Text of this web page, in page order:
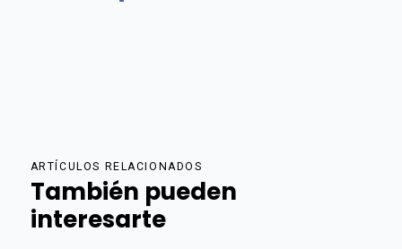
ARTÍCULOS RELACIONADOS
También pueden
interesarte